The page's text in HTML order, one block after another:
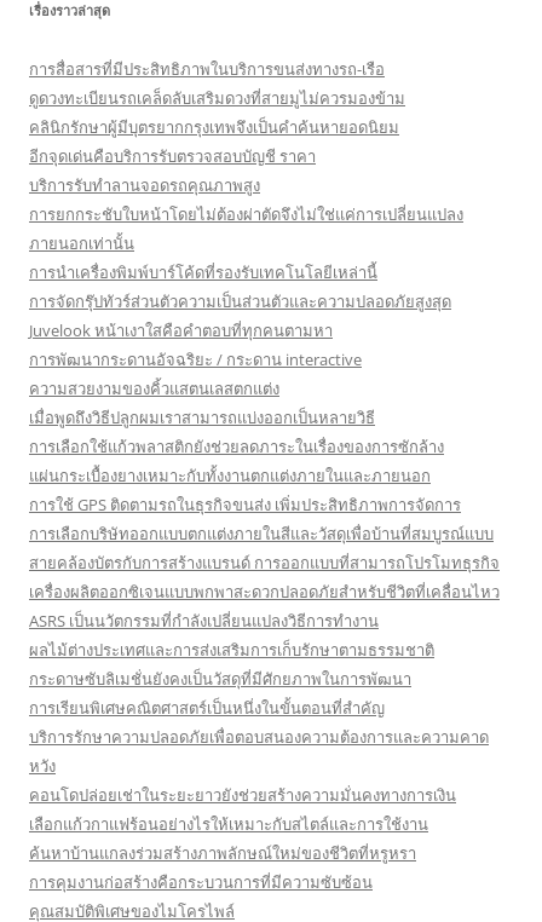
เรื่องราวล่าสุด
การสื่อสารที่มีประสิทธิภาพในบริการขนส่งทางรถ-เรือ
ดูดวงทะเบียนรถเคล็ดลับเสริมดวงที่สายมูไม่ควรมองข้าม
คลินิกรักษาผู้มีบุตรยากกรุงเทพจึงเป็นคำค้นหายอดนิยม
อีกจุดเด่นคือบริการรับตรวจสอบบัญชี ราคา
บริการรับทำลานจอดรถคุณภาพสูง
การยกกระชับใบหน้าโดยไม่ต้องผ่าตัดจึงไม่ใช่แค่การเปลี่ยนแปลง
ภายนอกเท่านั้น
การนำเครื่องพิมพ์บาร์โค้ดที่รองรับเทคโนโลยีเหล่านี้
การจัดกรุ๊ปทัวร์ส่วนตัวความเป็นส่วนตัวและความปลอดภัยสูงสุด
Juvelook หน้าเงาใสคือคำตอบที่ทุกคนตามหา
การพัฒนากระดานอัจฉริยะ / กระดาน interactive
ความสวยงามของคิ้วแสตนเลสตกแต่ง
เมื่อพูดถึงวิธีปลูกผมเราสามารถแบ่งออกเป็นหลายวิธี
การเลือกใช้แก้วพลาสติกยังช่วยลดภาระในเรื่องของการซักล้าง
แผ่นกระเบื้องยางเหมาะกับทั้งงานตกแต่งภายในและภายนอก
การใช้ GPS ติดตามรถในธุรกิจขนส่ง เพิ่มประสิทธิภาพการจัดการ
การเลือกบริษัทออกแบบตกแต่งภายในสีและวัสดุเพื่อบ้านที่สมบูรณ์แบบ
สายคล้องบัตรกับการสร้างแบรนด์ การออกแบบที่สามารถโปรโมทธุรกิจ
เครื่องผลิตออกซิเจนแบบพกพาสะดวกปลอดภัยสำหรับชีวิตที่เคลื่อนไหว
ASRS เป็นนวัตกรรมที่กำลังเปลี่ยนแปลงวิธีการทำงาน
ผลไม้ต่างประเทศและการส่งเสริมการเก็บรักษาตามธรรมชาติ
กระดาษซับลิเมชั่นยังคงเป็นวัสดุที่มีศักยภาพในการพัฒนา
การเรียนพิเศษคณิตศาสตร์เป็นหนึ่งในขั้นตอนที่สำคัญ
บริการรักษาความปลอดภัยเพื่อตอบสนองความต้องการและความคาด
หวัง
คอนโดปล่อยเช่าในระยะยาวยังช่วยสร้างความมั่นคงทางการเงิน
เลือกแก้วกาแฟร้อนอย่างไรให้เหมาะกับสไตล์และการใช้งาน
ค้นหาบ้านแกลงร่วมสร้างภาพลักษณ์ใหม่ของชีวิตที่หรูหรา
การคุมงานก่อสร้างคือกระบวนการที่มีความซับซ้อน
คุณสมบัติพิเศษของไมโครไพล์